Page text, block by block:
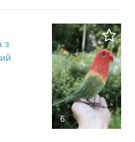
6
з